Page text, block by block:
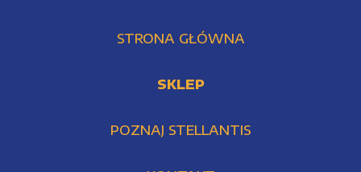
STRONA GŁÓWNA
SKLEP
POZNAJ STELLANTIS